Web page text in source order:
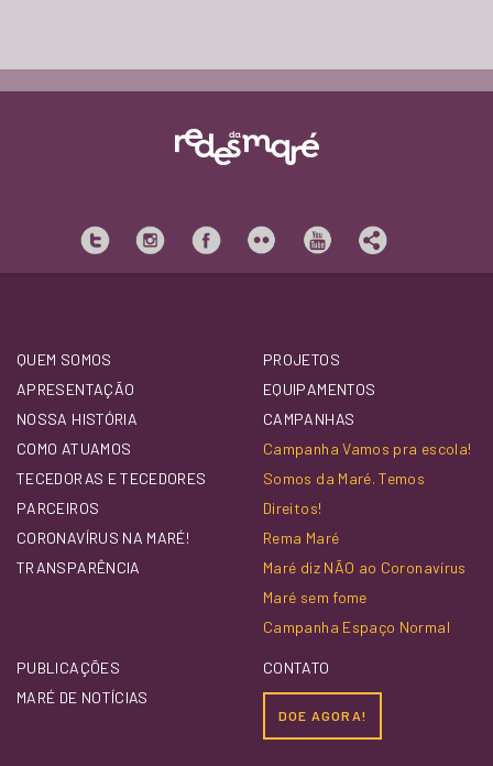
QUEM SOMOS
APRESENTAÇÃO
NOSSA HISTÓRIA
COMO ATUAMOS
TECEDORAS E TECEDORES
PARCEIROS
CORONAVÍRUS NA MARÉ!
TRANSPARÊNCIA
PROJETOS
EQUIPAMENTOS
CAMPANHAS
Campanha Vamos pra escola!
Somos da Maré. Temos
Direitos!
Rema Maré
Maré diz NÃO ao Coronavírus
Maré sem fome
Campanha Espaço Normal
PUBLICAÇÕES
MARÉ DE NOTÍCIAS
CONTATO
DOE AGORA!